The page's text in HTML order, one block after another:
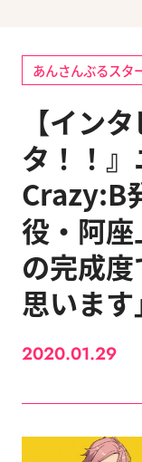
あんさんぶるスタ
【イン
タ！！
Crazy:B
役・阿
の完成
思います
2020.01.29